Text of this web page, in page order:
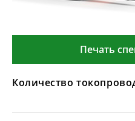
Печать
Количество